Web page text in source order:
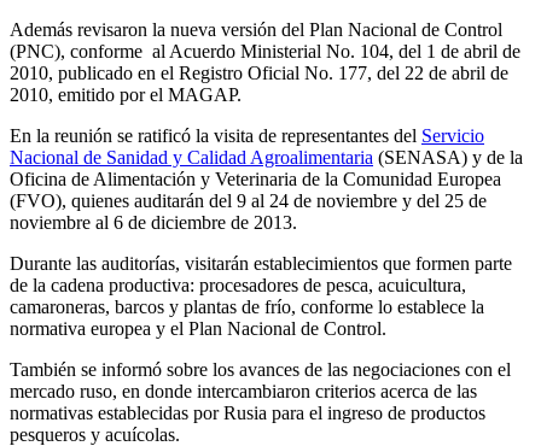
Además revisaron la nueva versión del Plan Nacional de Control
(PNC), conforme al Acuerdo Ministerial No. 104, del 1 de abril de
2010, publicado en el Registro Oficial No. 177, del 22 de abril de
2010, emitido por el MAGAP.
En la reunión se ratificó la visita de representantes del Servicio
Nacional de Sanidad y Calidad Agroalimentaria (SENASA) y de la
Oficina de Alimentación y Veterinaria de la Comunidad Europea
(FVO), quienes auditarán del 9 al 24 de noviembre y del 25 de
noviembre al 6 de diciembre de 2013.
Durante las auditorías, visitarán establecimientos que formen parte
de la cadena productiva: procesadores de pesca, acuicultura,
camaroneras, barcos y plantas de frío, conforme lo establece la
normativa europea y el Plan Nacional de Control.
También se informó sobre los avances de las negociaciones con el
mercado ruso, en donde intercambiaron criterios acerca de las
normativas establecidas por Rusia para el ingreso de productos
pesqueros y acuícolas.